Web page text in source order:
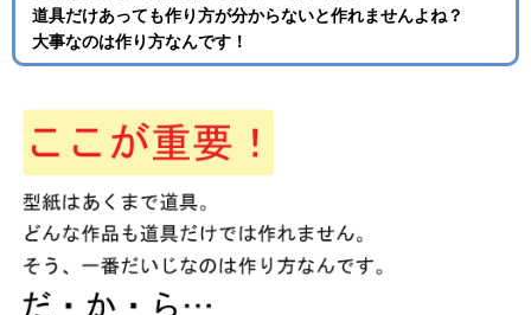
道具だけあっても作り方が分からないと作れませんよね？
大事なのは作り方なんです！